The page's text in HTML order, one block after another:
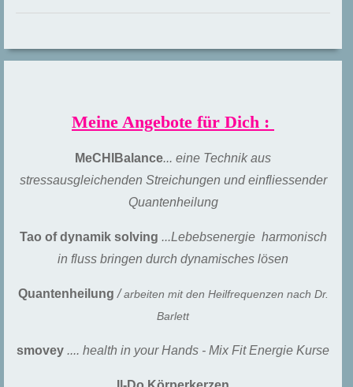
Meine Angebote für Dich :
MeCHIBalance... eine Technik aus
stressausgleichenden Streichungen und einfliessender
Quantenheilung
Tao of dynamik solving ...Lebebsenergie harmonisch
in fluss bringen durch dynamisches lösen
Quantenheilung /arbeiten mit den Heilfrequenzen nach Dr.
Barlett
smovey .... health in your Hands - Mix Fit Energie Kurse